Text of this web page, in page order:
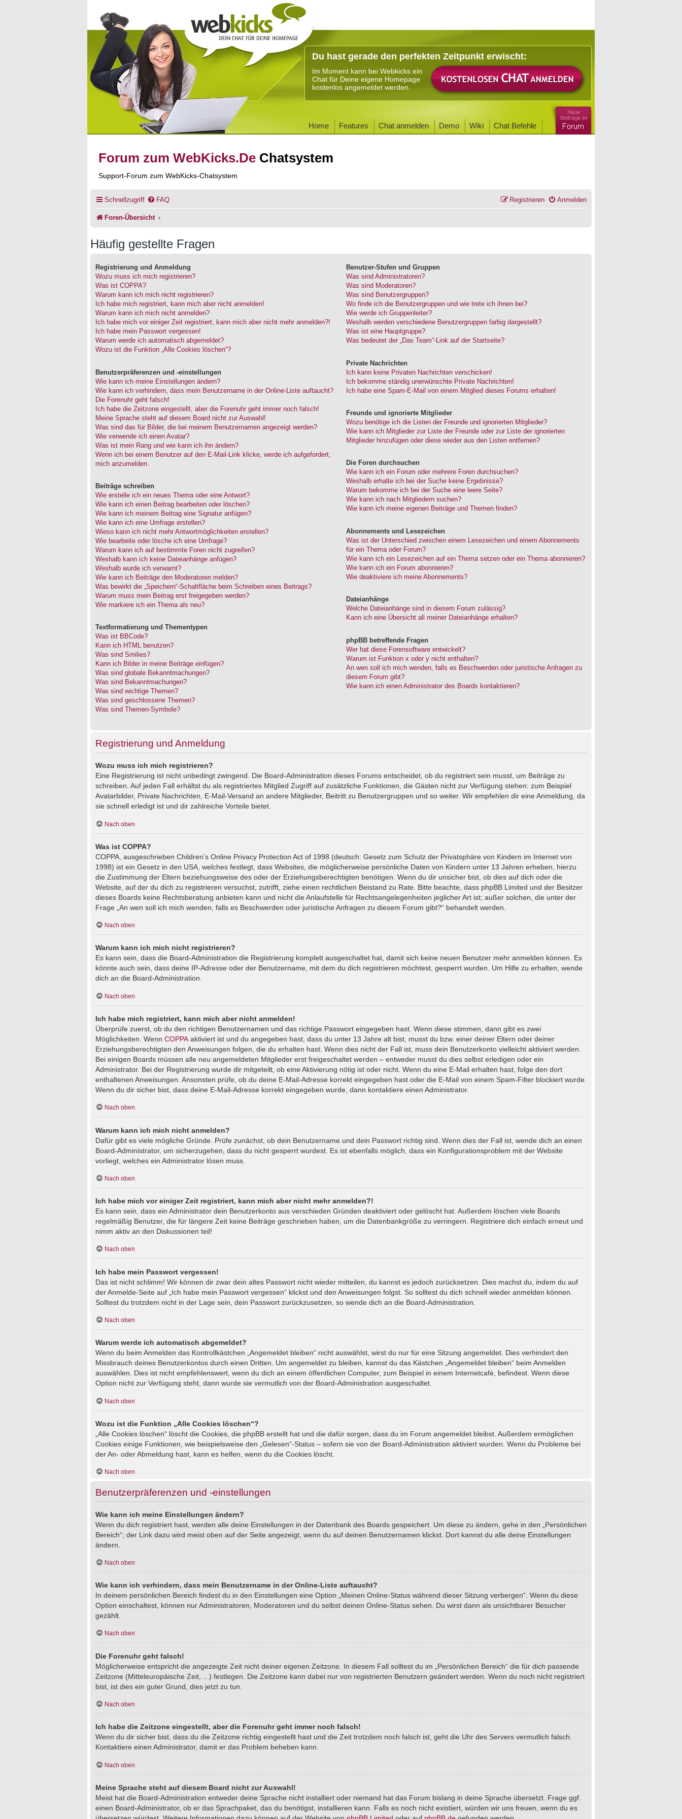
Du hast gerade den perfekten Zeitpunkt erwischt:
Im Moment kann bei Webkicks ein
Chat für Deine eigene Homepage
kostenlos angemeldet werden.
Home Features Chat anmelden Demo Wiki Chat Befehle
Forum zum WebKicks.De Chatsystem
Support-Forum zum WebKicks-Chatsystem
Schnellzugriff FAQ Anmelden
Registrieren
Foren-Übersicht
Häufig gestellte Fragen
Registrierung und Anmeldung
Wozu muss ich mich registrieren?
Was ist COPPA?
Warum kann ich mich nicht registrieren?
Ich habe mich registriert, kann mich aber nicht anmelden!
Warum kann ich mich nicht anmelden?
Ich habe mich vor einiger Zeit registriert, kann mich aber nicht mehr anmelden?!
Ich habe mein Passwort vergessen!
Warum werde ich automatisch abgemeldet?
Wozu ist die Funktion „Alle Cookies löschen“?
Benutzerpräferenzen und -einstellungen
Wie kann ich meine Einstellungen ändern?
Wie kann ich verhindern, dass mein Benutzername in der Online-Liste auftaucht?
Die Forenuhr geht falsch!
Ich habe die Zeitzone eingestellt, aber die Forenuhr geht immer noch falsch!
Meine Sprache steht auf diesem Board nicht zur Auswahl!
Was sind das für Bilder, die bei meinem Benutzernamen angezeigt werden?
Wie verwende ich einen Avatar?
Was ist mein Rang und wie kann ich ihn ändern?
Wenn ich bei einem Benutzer auf den E-Mail-Link klicke, werde ich aufgefordert,
mich anzumelden.
Beiträge schreiben
Wie erstelle ich ein neues Thema oder eine Antwort?
Wie kann ich einen Beitrag bearbeiten oder löschen?
Wie kann ich meinem Beitrag eine Signatur anfügen?
Wie kann ich eine Umfrage erstellen?
Wieso kann ich nicht mehr Antwortmöglichkeiten erstellen?
Wie bearbeite oder lösche ich eine Umfrage?
Warum kann ich auf bestimmte Foren nicht zugreifen?
Weshalb kann ich keine Dateianhänge anfügen?
Weshalb wurde ich verwarnt?
Wie kann ich Beiträge den Moderatoren melden?
Was bewirkt die „Speichern“-Schaltfläche beim Schreiben eines Beitrags?
Warum muss mein Beitrag erst freigegeben werden?
Wie markiere ich ein Thema als neu?
Textformatierung und Thementypen
Was ist BBCode?
Kann ich HTML benutzen?
Was sind Smilies?
Kann ich Bilder in meine Beiträge einfügen?
Was sind globale Bekanntmachungen?
Was sind Bekanntmachungen?
Was sind wichtige Themen?
Was sind geschlossene Themen?
Was sind Themen-Symbole?
Benutzer-Stufen und Gruppen
Was sind Administratoren?
Was sind Moderatoren?
Was sind Benutzergruppen?
Wo finde ich die Benutzergruppen und wie trete ich ihnen bei?
Wie werde ich Gruppenleiter?
Weshalb werden verschiedene Benutzergruppen farbig dargestellt?
Was ist eine Hauptgruppe?
Was bedeutet der „Das Team“-Link auf der Startseite?
Private Nachrichten
Ich kann keine Privaten Nachrichten verschicken!
Ich bekomme ständig unerwünschte Private Nachrichten!
Ich habe eine Spam-E-Mail von einem Mitglied dieses Forums erhalten!
Freunde und ignorierte Mitglieder
Wozu benötige ich die Listen der Freunde und ignorierten Mitglieder?
Wie kann ich Mitglieder zur Liste der Freunde oder zur Liste der ignorierten
Mitglieder hinzufügen oder diese wieder aus den Listen entfernen?
Die Foren durchsuchen
Wie kann ich ein Forum oder mehrere Foren durchsuchen?
Weshalb erhalte ich bei der Suche keine Ergebnisse?
Warum bekomme ich bei der Suche eine leere Seite?
Wie kann ich nach Mitgliedern suchen?
Wie kann ich meine eigenen Beiträge und Themen finden?
Abonnements und Lesezeichen
Was ist der Unterschied zwischen einem Lesezeichen und einem Abonnements
für ein Thema oder Forum?
Wie kann ich ein Lesezeichen auf ein Thema setzen oder ein Thema abonnieren?
Wie kann ich ein Forum abonnieren?
Wie deaktiviere ich meine Abonnements?
Dateianhänge
Welche Dateianhänge sind in diesem Forum zulässig?
Kann ich eine Übersicht all meiner Dateianhänge erhalten?
phpBB betreffende Fragen
Wer hat diese Forensoftware entwickelt?
Warum ist Funktion x oder y nicht enthalten?
An wen soll ich mich wenden, falls es Beschwerden oder juristische Anfragen zu
diesem Forum gibt?
Wie kann ich einen Administrator des Boards kontaktieren?
Registrierung und Anmeldung
Wozu muss ich mich registrieren?
Eine Registrierung ist nicht unbedingt zwingend. Die Board-Administration dieses Forums entscheidet, ob du registriert sein musst, um Beiträge zu
schreiben. Auf jeden Fall erhältst du als registriertes Mitglied Zugriff auf zusätzliche Funktionen, die Gästen nicht zur Verfügung stehen: zum Beispiel
Avatarbilder, Private Nachrichten, E-Mail-Versand an andere Mitglieder, Beitritt zu Benutzergruppen und so weiter. Wir empfehlen dir eine Anmeldung, da
sie schnell erledigt ist und dir zahlreiche Vorteile bietet.
Nach oben
Was ist COPPA?
COPPA, ausgeschrieben Children’s Online Privacy Protection Act of 1998 (deutsch: Gesetz zum Schutz der Privatsphäre von Kindern im Internet von
1998) ist ein Gesetz in den USA, welches festlegt, dass Websites, die möglicherweise persönliche Daten von Kindern unter 13 Jahren erheben, hierzu
die Zustimmung der Eltern beziehungsweise des oder der Erziehungsberechtigten benötigen. Wenn du dir unsicher bist, ob dies auf dich oder die
Website, auf der du dich zu registrieren versuchst, zutrifft, ziehe einen rechtlichen Beistand zu Rate. Bitte beachte, dass phpBB Limited und der Besitzer
dieses Boards keine Rechtsberatung anbieten kann und nicht die Anlaufstelle für Rechtsangelegenheiten jeglicher Art ist; außer solchen, die unter der
Frage „An wen soll ich mich wenden, falls es Beschwerden oder juristische Anfragen zu diesem Forum gibt?“ behandelt werden.
Nach oben
Warum kann ich mich nicht registrieren?
Es kann sein, dass die Board-Administration die Registrierung komplett ausgeschaltet hat, damit sich keine neuen Benutzer mehr anmelden können. Es
könnte auch sein, dass deine IP-Adresse oder der Benutzername, mit dem du dich registrieren möchtest, gesperrt wurden. Um Hilfe zu erhalten, wende
dich an die Board-Administration.
Nach oben
Ich habe mich registriert, kann mich aber nicht anmelden!
Überprüfe zuerst, ob du den richtigen Benutzernamen und das richtige Passwort eingegeben hast. Wenn diese stimmen, dann gibt es zwei
Möglichkeiten. Wenn COPPA aktiviert ist und du angegeben hast, dass du unter 13 Jahre alt bist, musst du bzw. einer deiner Eltern oder deiner
Erziehungsberechtigten den Anweisungen folgen, die du erhalten hast. Wenn dies nicht der Fall ist, muss dein Benutzerkonto vielleicht aktiviert werden.
Bei einigen Boards müssen alle neu angemeldeten Mitglieder erst freigeschaltet werden – entweder musst du dies selbst erledigen oder ein
Administrator. Bei der Registrierung wurde dir mitgeteilt, ob eine Aktivierung nötig ist oder nicht. Wenn du eine E-Mail erhalten hast, folge den dort
enthaltenen Anweisungen. Ansonsten prüfe, ob du deine E-Mail-Adresse korrekt eingegeben hast oder die E-Mail von einem Spam-Filter blockiert wurde.
Wenn du dir sicher bist, dass deine E-Mail-Adresse korrekt eingegeben wurde, dann kontaktiere einen Administrator.
Nach oben
Warum kann ich mich nicht anmelden?
Dafür gibt es viele mögliche Gründe. Prüfe zunächst, ob dein Benutzername und dein Passwort richtig sind. Wenn dies der Fall ist, wende dich an einen
Board-Administrator, um sicherzugehen, dass du nicht gesperrt wurdest. Es ist ebenfalls möglich, dass ein Konfigurationsproblem mit der Website
vorliegt, welches ein Administrator lösen muss.
Nach oben
Ich habe mich vor einiger Zeit registriert, kann mich aber nicht mehr anmelden?!
Es kann sein, dass ein Administrator dein Benutzerkonto aus verschieden Gründen deaktiviert oder gelöscht hat. Außerdem löschen viele Boards
regelmäßig Benutzer, die für längere Zeit keine Beiträge geschrieben haben, um die Datenbankgröße zu verringern. Registriere dich einfach erneut und
nimm aktiv an den Diskussionen teil!
Nach oben
Ich habe mein Passwort vergessen!
Das ist nicht schlimm! Wir können dir zwar dein altes Passwort nicht wieder mitteilen, du kannst es jedoch zurücksetzen. Dies machst du, indem du auf
der Anmelde-Seite auf „Ich habe mein Passwort vergessen“ klickst und den Anweisungen folgst. So solltest du dich schnell wieder anmelden können.
Solltest du trotzdem nicht in der Lage sein, dein Passwort zurückzusetzen, so wende dich an die Board-Administration.
Nach oben
Warum werde ich automatisch abgemeldet?
Wenn du beim Anmelden das Kontrollkästchen „Angemeldet bleiben“ nicht auswählst, wirst du nur für eine Sitzung angemeldet. Dies verhindert den
Missbrauch deines Benutzerkontos durch einen Dritten. Um angemeldet zu bleiben, kannst du das Kästchen „Angemeldet bleiben“ beim Anmelden
auswählen. Dies ist nicht empfehlenswert, wenn du dich an einem öffentlichen Computer, zum Beispiel in einem Internetcafé, befindest. Wenn diese
Option nicht zur Verfügung steht, dann wurde sie vermutlich von der Board-Administration ausgeschaltet.
Nach oben
Wozu ist die Funktion „Alle Cookies löschen“?
„Alle Cookies löschen“ löscht die Cookies, die phpBB erstellt hat und die dafür sorgen, dass du im Forum angemeldet bleibst. Außerdem ermöglichen
Cookies einige Funktionen, wie beispielsweise den „Gelesen“-Status – sofern sie von der Board-Administration aktiviert wurden. Wenn du Probleme bei
der An- oder Abmeldung hast, kann es helfen, wenn du die Cookies löscht.
Nach oben
Benutzerpräferenzen und -einstellungen
Wie kann ich meine Einstellungen ändern?
Wenn du dich registriert hast, werden alle deine Einstellungen in der Datenbank des Boards gespeichert. Um diese zu ändern, gehe in den „Persönlichen
Bereich“; der Link dazu wird meist oben auf der Seite angezeigt, wenn du auf deinen Benutzernamen klickst. Dort kannst du alle deine Einstellungen
ändern.
Nach oben
Wie kann ich verhindern, dass mein Benutzername in der Online-Liste auftaucht?
In deinem persönlichen Bereich findest du in den Einstellungen eine Option „Meinen Online-Status während dieser Sitzung verbergen“. Wenn du diese
Option einschaltest, können nur Administratoren, Moderatoren und du selbst deinen Online-Status sehen. Du wirst dann als unsichtbarer Besucher
gezählt.
Nach oben
Die Forenuhr geht falsch!
Möglicherweise entspricht die angezeigte Zeit nicht deiner eigenen Zeitzone. In diesem Fall solltest du im „Persönlichen Bereich“ die für dich passende
Zeitzone (Mitteleuropäische Zeit, ...) festlegen. Die Zeitzone kann dabei nur von registrierten Benutzern geändert werden. Wenn du noch nicht registriert
bist, ist dies ein guter Grund, dies jetzt zu tun.
Nach oben
Ich habe die Zeitzone eingestellt, aber die Forenuhr geht immer noch falsch!
Wenn du dir sicher bist, dass du die Zeitzone richtig eingestellt hast und die Zeit trotzdem noch falsch ist, geht die Uhr des Servers vermutlich falsch.
Kontaktiere einen Administrator, damit er das Problem beheben kann.
Nach oben
Meine Sprache steht auf diesem Board nicht zur Auswahl!
Meist hat die Board-Administration entweder deine Sprache nicht installiert oder niemand hat das Forum bislang in deine Sprache übersetzt. Frage ggf.
einen Board-Administrator, ob er das Sprachpaket, das du benötigst, installieren kann. Falls es noch nicht existiert, würden wir uns freuen, wenn du es